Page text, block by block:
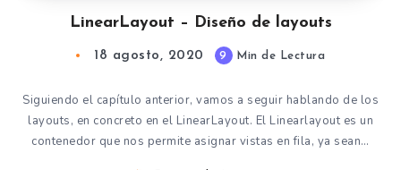
LinearLayout – Diseño de layouts
18 agosto, 2020 9 Min de Lectura
Siguiendo el capítulo anterior, vamos a seguir hablando de los
layouts, en concreto en el LinearLayout. El Linearlayout es un
contenedor que nos permite asignar vistas en fila, ya sean…